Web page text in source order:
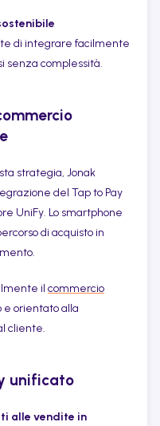
di integrare facilmente
senza complessità.
strategia, Jonak
del Tap to Pay
UniFy. Lo smartphone
di acquisto in
il commercio
e orientato alla
cliente.
unificato
alle vendite in